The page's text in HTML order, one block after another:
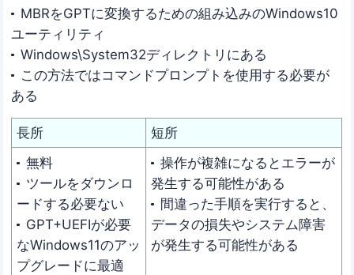
MBRをGPTに変換するための組み込みのWindows10
ユーティリティ
Windows\System32ディレクトリにある
この方法ではコマンドプロンプトを使用する必要が
ある
長所
短所
無料
ツールをダウンロ
ードする必要ない
GPT+UEFIが必要
なWindows11のアッ
プグレードに最適
操作が複雑になるとエラーが
発生する可能性がある
間違った手順を実行すると、
データの損失やシステム障害
が発生する可能性がある